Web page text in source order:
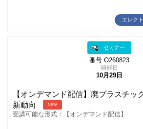
エレク
セミナー
番号 O260823
開催日
10月29日
【オンデマンド配信】廃プラスチッ
新動向
NEW
受講可能な形式：【オンデマンド配信】